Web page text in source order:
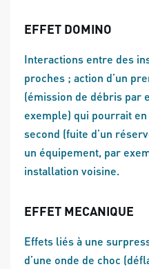
EFFET DOMINO
Interactions entre des
proches ; action d’un
(émission de débris par
exemple) qui pourrait
second (fuite d’un
un équipement, par
installation voisine.
EFFET MECANIQUE
Effets liés à une
d’une onde de choc